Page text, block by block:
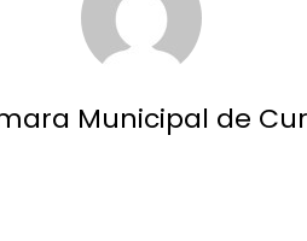
Municipal de